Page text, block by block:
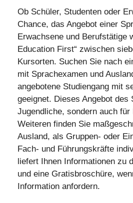
Ob Schüler, Studenten oder
Chance, das Angebot einer
Erwachsene und Berufstätige
Education First“ zwischen
Kursorten. Suchen Sie nach
mit Sprachexamen und
angebotene Studiengang mit
geeignet. Dieses Angebot
Jugendliche, sondern auch
Weiteren finden Sie
Ausland, als Gruppen- oder
Fach- und Führungskräfte
liefert Ihnen Informationen zu
und eine Gratisbroschüre,
Information anfordern.